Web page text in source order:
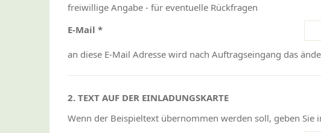
freiwillige Angabe - für eventuelle Rückfragen
E-Mail *
an diese E-Mail Adresse wird nach Auftragseingang das
2. TEXT AUF DER EINLADUNGSKARTE
Wenn der Beispieltext übernommen werden soll, geben Sie